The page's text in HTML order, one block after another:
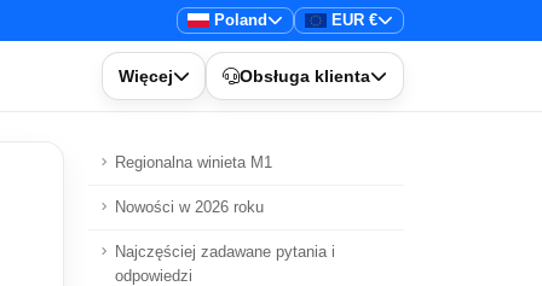
Poland EUR €
Więcej Obsługa klienta
Regionalna winieta M1
Nowości w 2026 roku
Najczęściej zadawane pytania i
odpowiedzi